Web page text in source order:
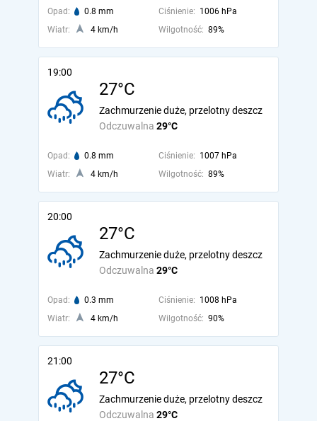
Opad: 0.8 mm Ciśnienie: 1006 hPa
Wiatr:
4 km/h Wilgotność: 89%
19:00
27°C
Odczuwalna 29°C
Zachmurzenie duże, przelotny deszcz
Opad: 0.8 mm Ciśnienie: 1007 hPa
Wiatr:
4 km/h Wilgotność: 89%
20:00
27°C
Odczuwalna 29°C
Zachmurzenie duże, przelotny deszcz
Opad: 0.3 mm Ciśnienie: 1008 hPa
Wiatr:
4 km/h Wilgotność: 90%
21:00
27°C
Odczuwalna 29°C
Zachmurzenie duże, przelotny deszcz